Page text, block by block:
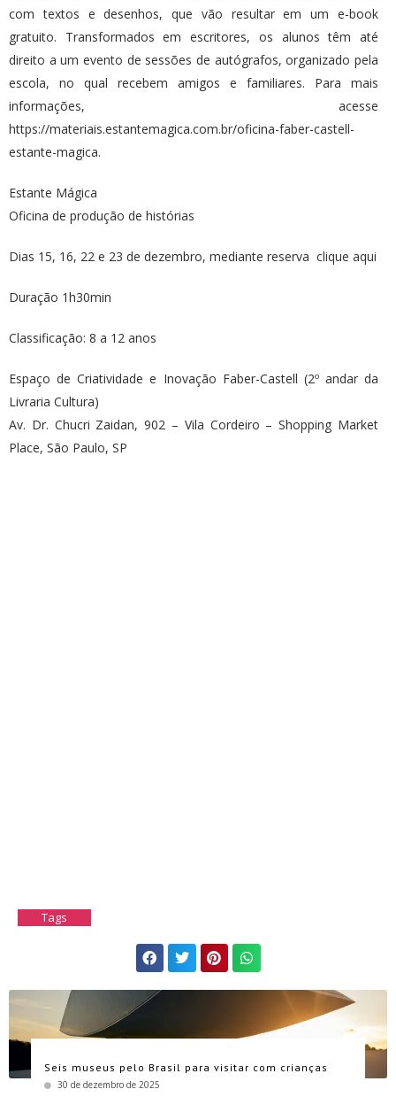
com textos e desenhos, que vão resultar em um e-book
gratuito. Transformados em escritores, os alunos têm até
direito a um evento de sessões de autógrafos, organizado pela
escola, no qual recebem amigos e familiares. Para mais
informações, acesse
https://materiais.estantemagica.com.br/oficina-faber-castell-
estante-magica.
Estante Mágica
Oficina de produção de histórias
Dias 15, 16, 22 e 23 de dezembro, mediante reserva clique aqui
Duração 1h30min
Classificação: 8 a 12 anos
Espaço de Criatividade e Inovação Faber-Castell (2º andar da
Livraria Cultura)
Av. Dr. Chucri Zaidan, 902 – Vila Cordeiro – Shopping Market
Place, São Paulo, SP
Tags
Seis museus pelo Brasil para visitar com crianças
30 de dezembro de 2025